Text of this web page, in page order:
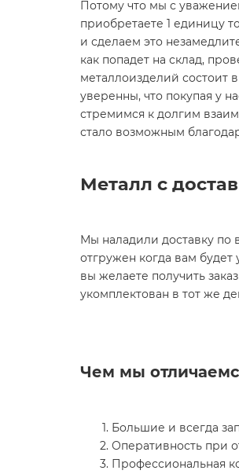
Потому что мы с
приобретаете 1 единицу
и сделаем это
как попадет на склад,
металлоизделий состоит
уверенны, что покупая у
стремимся к долгим
стало возможным
Металл с
Мы наладили доставку по
отгружен когда вам будет
вы желаете получить
укомплектован в тот же
Чем мы
Большие и всегда
Оперативность при
Профессиональная